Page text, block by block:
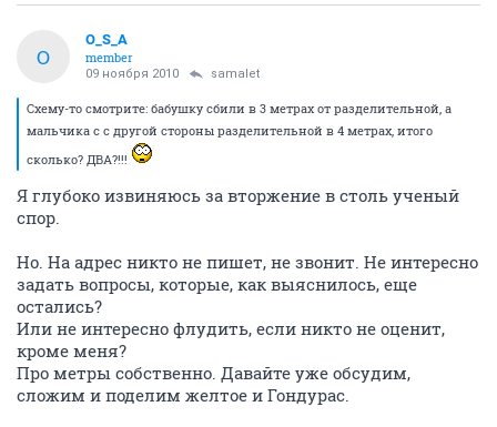
O
O_S_A
member
09 ноября 2010 samalet
Схему-то смотрите: бабушку сбили в 3 метрах от разделительной, а
мальчика с с другой стороны разделительной в 4 метрах, итого
сколько? ДВА?!!!
Я глубоко извиняюсь за вторжение в столь ученый
спор.
Но. На адрес никто не пишет, не звонит. Не интересно
задать вопросы, которые, как выяснилось, еще
остались?
Или не интересно флудить, если никто не оценит,
кроме меня?
Про метры собственно. Давайте уже обсудим,
сложим и поделим желтое и Гондурас.